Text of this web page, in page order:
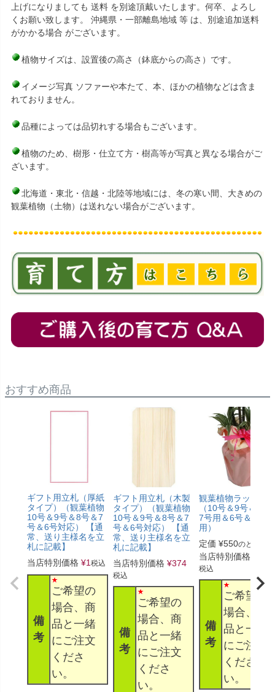
上げになりましても 送料 を別途頂戴いたします。何卒、よろし
くお願い致します。 沖縄県・一部離島地域 等 は、別途追加送料
がかかる場合 がございます。
植物サイズは、設置後の高さ（鉢底からの高さ）です。
イメージ写真 ソファーや本たて、本、ほかの植物などは含ま
れておりません。
品種によっては品切れする場合もございます。
植物のため、樹形・仕立て方・樹高等が写真と異なる場合がご
ざいます。
北海道・東北・信越・北陸等地域には、冬の寒い間、大きめの
観葉植物（土物）は送れない場合がございます。
おすすめ商品
ギフト用立札（厚紙
タイプ）（観葉植物
10号＆9号＆8号＆7
号＆6号対応） 【通
常、送り主様名を立
札に記載】
当店特別価格 ¥1 税込
備
考
ご希望の
場合、商
品と一緒
にご注文
くださ
い。
ギフト用立札（木製
タイプ）（観葉植物
10号＆9号＆8号＆7
号＆6号対応） 【通
常、送り主様名を立
札に記載】
当店特別価格 ¥374
税込
備
考
ご希望の
場合、商
品と一緒
にご注文
くださ
い。
観葉植物ラッピン
（10号＆9号＆8号
7号用＆6号＆5号
用）
定価 ¥550のところ
当店特別価格
税込
備
考
ご希望の
場合、商
品と一緒
にご注文
くださ
い。